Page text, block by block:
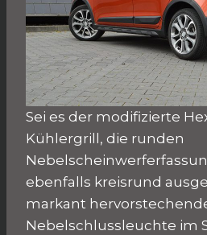
Sei es der modifizierte
Kühlergrill, die runden
ebenfalls kreisrund
markant
Nebelschlussleuchte im